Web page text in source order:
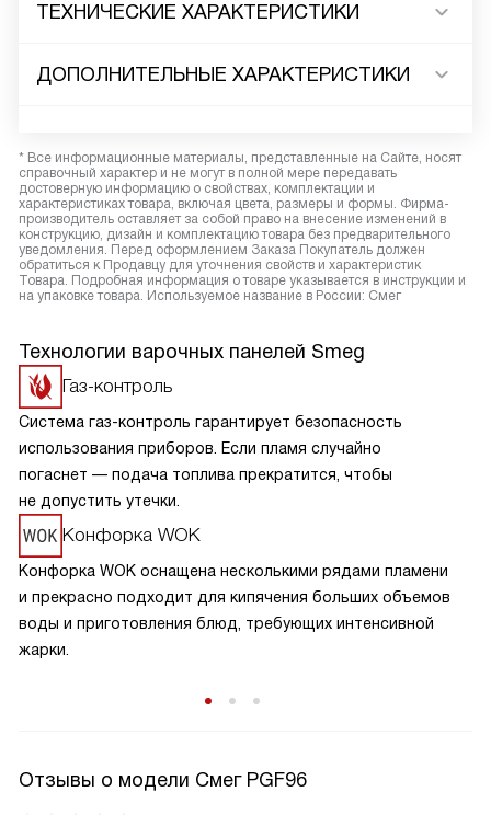
ТЕХНИЧЕСКИЕ ХАРАКТЕРИСТИКИ
ДОПОЛНИТЕЛЬНЫЕ ХАРАКТЕРИСТИКИ
* Все информационные материалы, представленные на Сайте, носят
справочный характер и не могут в полной мере передавать
достоверную информацию о свойствах, комплектации и
характеристиках товара, включая цвета, размеры и формы. Фирма-
производитель оставляет за собой право на внесение изменений в
конструкцию, дизайн и комплектацию товара без предварительного
уведомления. Перед оформлением Заказа Покупатель должен
обратиться к Продавцу для уточнения свойств и характеристик
Товара. Подробная информация о товаре указывается в инструкции и
на упаковке товара. Используемое название в России: Смег
Технологии варочных панелей Smeg
Газ-контроль
Система газ-контроль гарантирует безопасность
использования приборов. Если пламя случайно
погаснет — подача топлива прекратится, чтобы
не допустить утечки.
Конфорка WOK
Конфорка WOK оснащена несколькими рядами пламени
и прекрасно подходит для кипячения больших объемов
воды и приготовления блюд, требующих интенсивной
жарки.
Отзывы о модели Смег PGF96